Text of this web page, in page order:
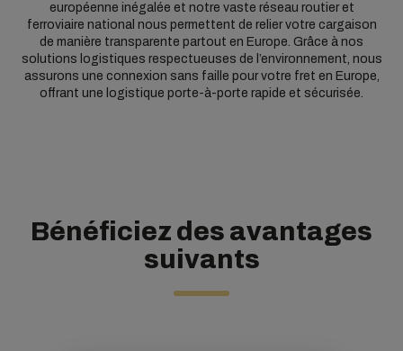
européenne inégalée et notre vaste réseau routier et
ferroviaire national nous permettent de relier votre cargaison
de manière transparente partout en Europe. Grâce à nos
solutions logistiques respectueuses de l’environnement, nous
assurons une connexion sans faille pour votre fret en Europe,
offrant une logistique porte-à-porte rapide et sécurisée.
Bénéficiez des avantages
suivants